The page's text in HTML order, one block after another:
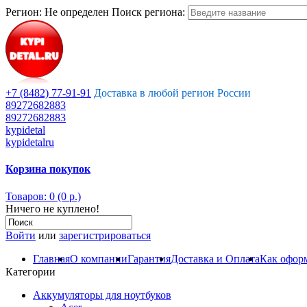
Регион: Не определен Поиск региона:
+7 (8482) 77-91-91 Доставка в любой регион России
89272682883
89272682883
kypidetal
kypidetalru
Корзина покупок
Товаров: 0 (0 р.)
Ничего не куплено!
Войти или зарегистрироваться
ГлавнаяО компанииГарантияДоставка и ОплатаКак
Категории
Аккумуляторы для ноутбуков